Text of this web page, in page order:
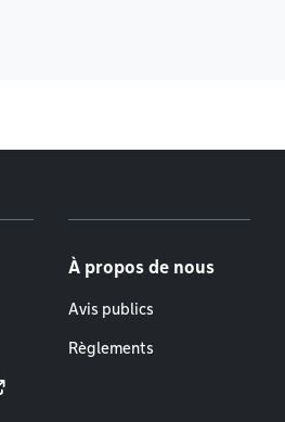
À propos de nous
Avis publics
Règlements